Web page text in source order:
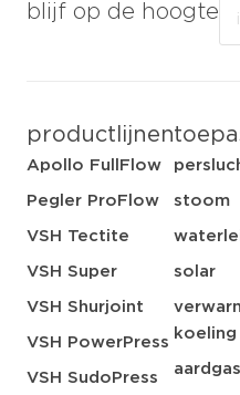
blijf op de hoogte
productlijnen
Apollo FullFlow
Pegler ProFlow
VSH Tectite
VSH Super
VSH Shurjoint
VSH PowerPress
VSH SudoPress
stoom
solar
koeling
aardgas